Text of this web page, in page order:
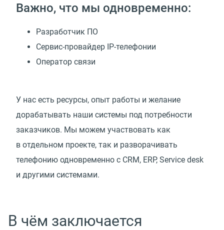
Важно, что мы одновременно:
Разработчик ПО
Сервис-провайдер IP-телефонии
Оператор связи
У нас есть ресурсы, опыт работы и желание
дорабатывать наши системы под потребности
заказчиков. Мы можем участвовать как
в отдельном проекте, так и разворачивать
телефонию одновременно с CRM, ERP, Service desk
и другими системами.
В чём заключается